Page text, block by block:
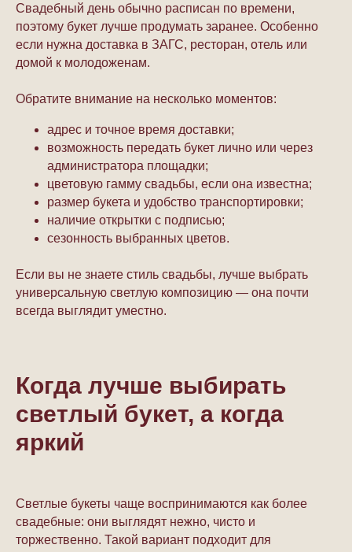
Свадебный день обычно расписан по времени,
поэтому букет лучше продумать заранее. Особенно
если нужна доставка в ЗАГС, ресторан, отель или
домой к молодоженам.
Обратите внимание на несколько моментов:
адрес и точное время доставки;
возможность передать букет лично или через
администратора площадки;
цветовую гамму свадьбы, если она известна;
размер букета и удобство транспортировки;
наличие открытки с подписью;
сезонность выбранных цветов.
Если вы не знаете стиль свадьбы, лучше выбрать
универсальную светлую композицию — она почти
всегда выглядит уместно.
Когда лучше выбирать
светлый букет, а когда
яркий
Светлые букеты чаще воспринимаются как более
свадебные: они выглядят нежно, чисто и
торжественно. Такой вариант подходит для